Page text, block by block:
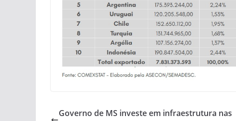
Governo de MS investe em infraestrutura nas